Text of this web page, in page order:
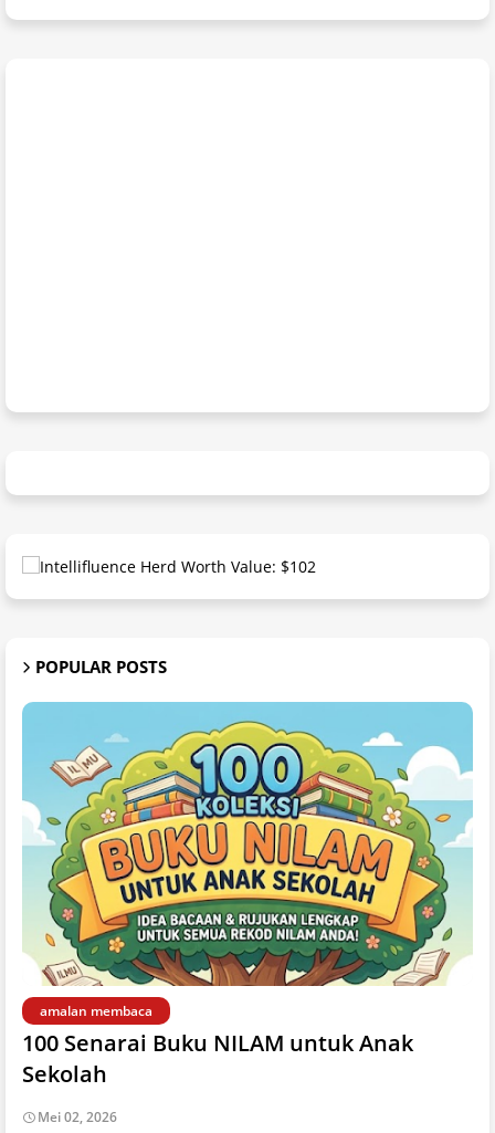
POPULAR POSTS
amalan membaca
100 Senarai Buku NILAM untuk Anak
Sekolah
Mei 02, 2026